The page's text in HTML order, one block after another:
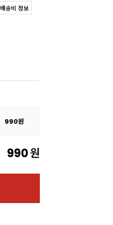
배송비 정보
990원
990원